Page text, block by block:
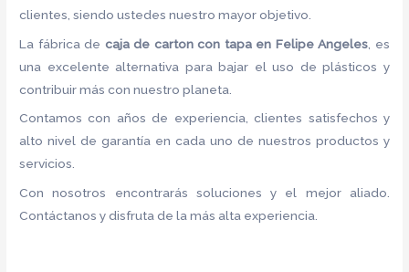
clientes, siendo ustedes nuestro mayor objetivo.
La fábrica de caja de carton con tapa en Felipe Angeles , es
una excelente alternativa para bajar el uso de plásticos y
contribuir más con nuestro planeta.
Contamos con años de experiencia, clientes satisfechos y
alto nivel de garantía en cada uno de nuestros productos y
servicios.
Con nosotros encontrarás soluciones y el mejor aliado.
Contáctanos y disfruta de la más alta experiencia.